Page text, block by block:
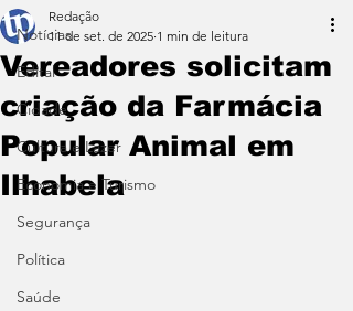
Notícias
Edital
Cidade
Cultura e Lazer
Economia e Turismo
Segurança
Política
Saúde
Vereadores solicitam
criação da Farmácia
Popular Animal em
Ilhabela
Redação
11 de set. de 2025 1 min de leitura